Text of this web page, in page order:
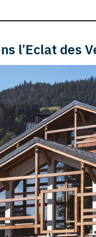
l’Eclat des